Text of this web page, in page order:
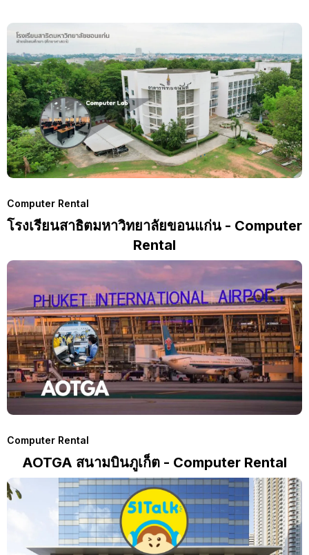
Computer Rental
โรงเรียนสาธิตมหาวิทยาลัยขอนแก่น - Computer
Rental
Computer Rental
AOTGA สนามบินภูเก็ต - Computer Rental